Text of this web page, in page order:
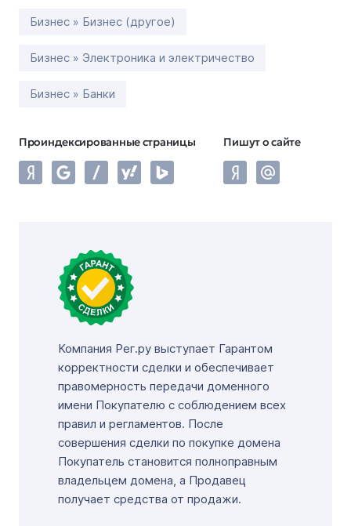
Бизнес » Бизнес (другое)
Бизнес » Электроника и электричество
Бизнес » Банки
Проиндексированные страницы Пишут о сайте
Компания Рег.ру выступает Гарантом
корректности сделки и обеспечивает
правомерность передачи доменного
имени Покупателю с соблюдением всех
правил и регламентов. После
совершения сделки по покупке домена
Покупатель становится полноправным
владельцем домена, а Продавец
получает средства от продажи.